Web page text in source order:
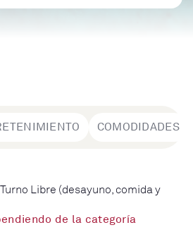
COMODIDADES
Libre (desayuno, comida y
de la categoría